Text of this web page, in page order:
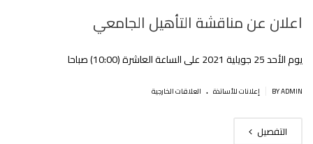
اعلان عن مناقشة التأهيل الجامعي
يوم الأحد 25 جويلية 2021 على الساعة العاشرة (10:00) صباحا
BY ADMIN إعلانات للأساتذة . العلاقات الخارجية
التفصيل